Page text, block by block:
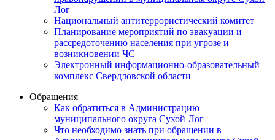
Лог
Национальный антитеррористический комитет
Планирование мероприятий по эвакуации и
рассредоточению населения при угрозе и
возникновении ЧС
Электронный информационно-образовательный
комплекс Свердловской области
Обращения
Как обратиться в Администрацию
муниципального округа Сухой Лог
Что необходимо знать при обращении в